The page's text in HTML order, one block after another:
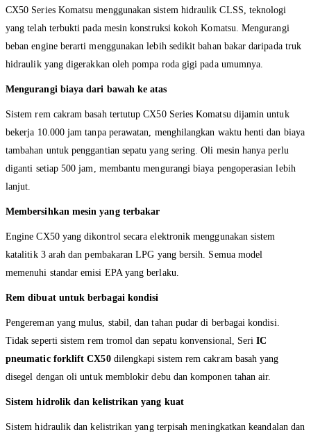
CX50 Series Komatsu menggunakan sistem hidraulik CLSS, teknologi
yang telah terbukti pada mesin konstruksi kokoh Komatsu. Mengurangi
beban engine berarti menggunakan lebih sedikit bahan bakar daripada truk
hidraulik yang digerakkan oleh pompa roda gigi pada umumnya.
Mengurangi biaya dari bawah ke atas
Sistem rem cakram basah tertutup CX50 Series Komatsu dijamin untuk
bekerja 10.000 jam tanpa perawatan, menghilangkan waktu henti dan biaya
tambahan untuk penggantian sepatu yang sering. Oli mesin hanya perlu
diganti setiap 500 jam, membantu mengurangi biaya pengoperasian lebih
lanjut.
Membersihkan mesin yang terbakar
Engine CX50 yang dikontrol secara elektronik menggunakan sistem
katalitik 3 arah dan pembakaran LPG yang bersih. Semua model
memenuhi standar emisi EPA yang berlaku.
Rem dibuat untuk berbagai kondisi
Pengereman yang mulus, stabil, dan tahan pudar di berbagai kondisi.
Tidak seperti sistem rem tromol dan sepatu konvensional, SeriIC
pneumatic forklift CX50dilengkapi sistem rem cakram basah yang
disegel dengan oli untuk memblokir debu dan komponen tahan air.
Sistem hidrolik dan kelistrikan yang kuat
Sistem hidraulik dan kelistrikan yang terpisah meningkatkan keandalan dan